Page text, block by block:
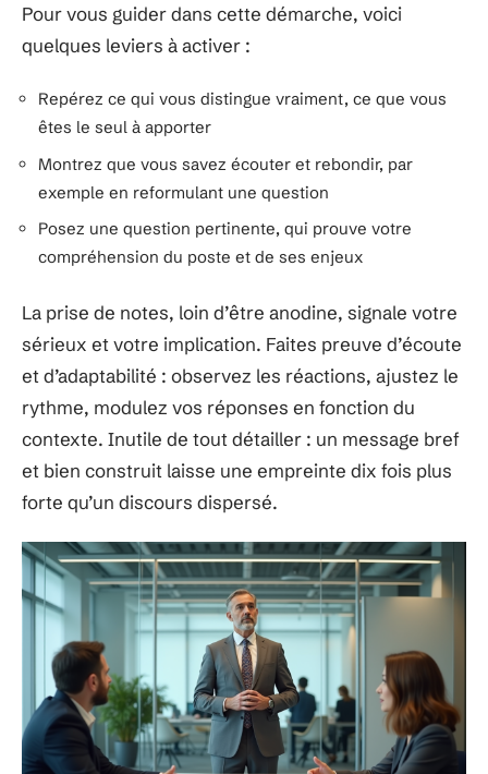
Pour vous guider dans cette démarche, voici
quelques leviers à activer :
Repérez ce qui vous distingue vraiment, ce que vous
êtes le seul à apporter
Montrez que vous savez écouter et rebondir, par
exemple en reformulant une question
Posez une question pertinente, qui prouve votre
compréhension du poste et de ses enjeux
La prise de notes, loin d’être anodine, signale votre
sérieux et votre implication. Faites preuve d’écoute
et d’adaptabilité : observez les réactions, ajustez le
rythme, modulez vos réponses en fonction du
contexte. Inutile de tout détailler : un message bref
et bien construit laisse une empreinte dix fois plus
forte qu’un discours dispersé.